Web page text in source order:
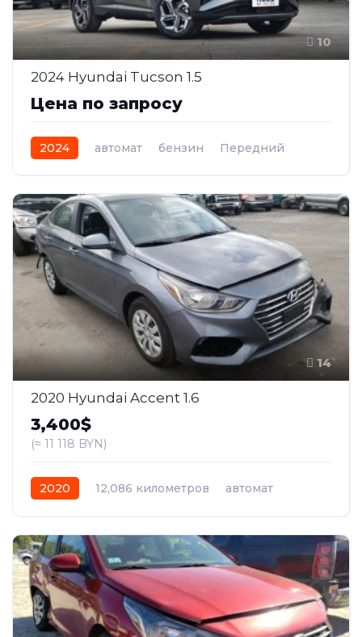
10
2024 Hyundai Tucson 1.5
Цена по запросу
2024 автомат бензин Передний
14
2020 Hyundai Accent 1.6
3,400$
(≈ 11 118 BYN)
2020 12,086 километров
автомат